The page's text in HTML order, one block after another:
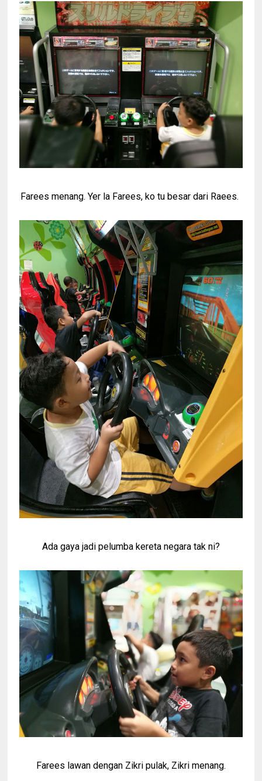
Farees menang. Yer la Farees, ko tu besar dari Raees.
Ada gaya jadi pelumba kereta negara tak ni?
Farees lawan dengan Zikri pulak, Zikri menang.